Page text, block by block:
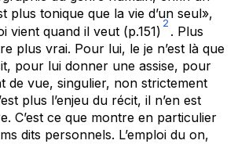
plus tonique que la vie d’un seul»,
vient quand il veut (p.151)
2
. Plus
plus vrai. Pour lui, le je n’est là que
pour lui donner une assise, pour
de vue, singulier, non strictement
plus l’enjeu du récit, il n’en est
C’est ce que montre en particulier
dits personnels. L’emploi du on,